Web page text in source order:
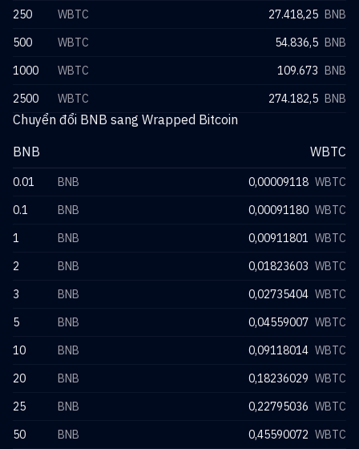
250
WBTC 27.418,25 BNB
500
WBTC 54.836,5 BNB
1000
WBTC 109.673 BNB
2500
WBTC 274.182,5 BNB
Chuyển đổi BNB sang Wrapped Bitcoin
BNB
WBTC
0.01 BNB 0,00009118 WBTC
0.1
BNB 0,00091180 WBTC
1
BNB 0,00911801 WBTC
2
BNB 0,01823603 WBTC
3
BNB 0,02735404 WBTC
5
BNB 0,04559007 WBTC
10
BNB 0,09118014 WBTC
20
BNB 0,18236029 WBTC
25
BNB 0,22795036 WBTC
50
BNB 0,45590072 WBTC